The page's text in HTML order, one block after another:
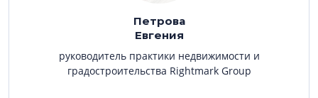
Петрова
Евгения
руководитель практики недвижимости и
градостроительства Rightmark Group